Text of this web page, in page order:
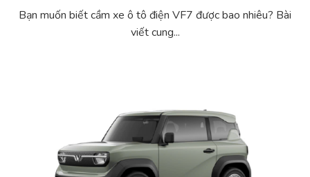
Bạn muốn biết cầm xe ô tô điện VF7 được bao nhiêu? Bài
viết cung...